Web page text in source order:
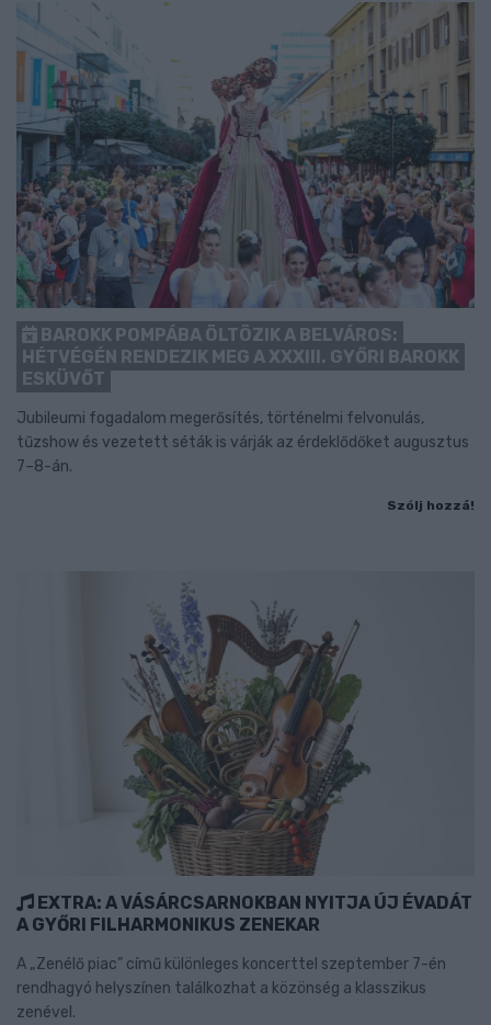
BAROKK POMPÁBA ÖLTÖZIK A BELVÁROS:
HÉTVÉGÉN RENDEZIK MEG A XXXIII. GYŐRI BAROKK
ESKÜVŐT
Jubileumi fogadalom megerősítés, történelmi felvonulás,
tűzshow és vezetett séták is várják az érdeklődőket augusztus
7–8-án.
Szólj hozzá!
EXTRA: A VÁSÁRCSARNOKBAN NYITJA ÚJ ÉVADÁT
A GYŐRI FILHARMONIKUS ZENEKAR
A „Zenélő piac” című különleges koncerttel szeptember 7-én
rendhagyó helyszínen találkozhat a közönség a klasszikus
zenével.